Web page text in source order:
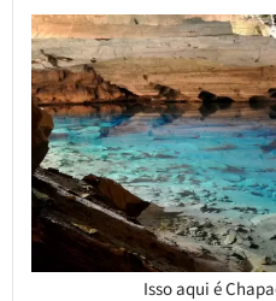
Isso aqui é